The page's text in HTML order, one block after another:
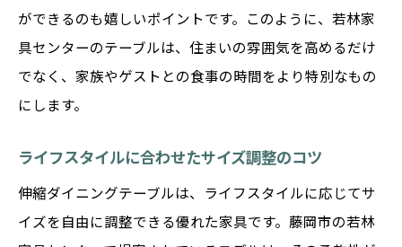
ができるのも嬉しいポイントです。このように、若林家
具センターのテーブルは、住まいの雰囲気を高めるだけ
でなく、家族やゲストとの食事の時間をより特別なもの
にします。
ライフスタイルに合わせたサイズ調整のコツ
伸縮ダイニングテーブルは、ライフスタイルに応じてサ
イズを自由に調整できる優れた家具です。藤岡市の若林